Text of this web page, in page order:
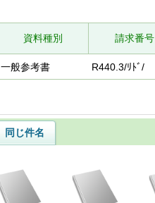
資料種別 請求番号
一般参考書 R440.3/ﾘﾄﾞ/
同じ件名